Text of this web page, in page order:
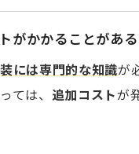
がかかることがある
には専門的な知識が
ては、 追加コストが